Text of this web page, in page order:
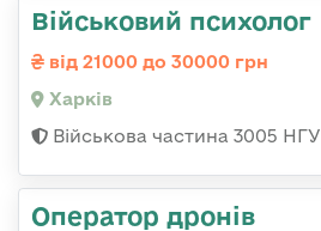
Військовий психолог
від 21000 до 30000 грн
Харків
Військова частина 3005 НГУ
Оператор дронів